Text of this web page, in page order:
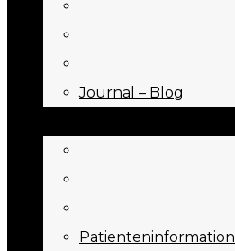
Journal – Blog
Patienteninformation